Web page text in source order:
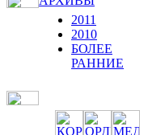
2011
2010
БОЛЕЕ
РАННИЕ